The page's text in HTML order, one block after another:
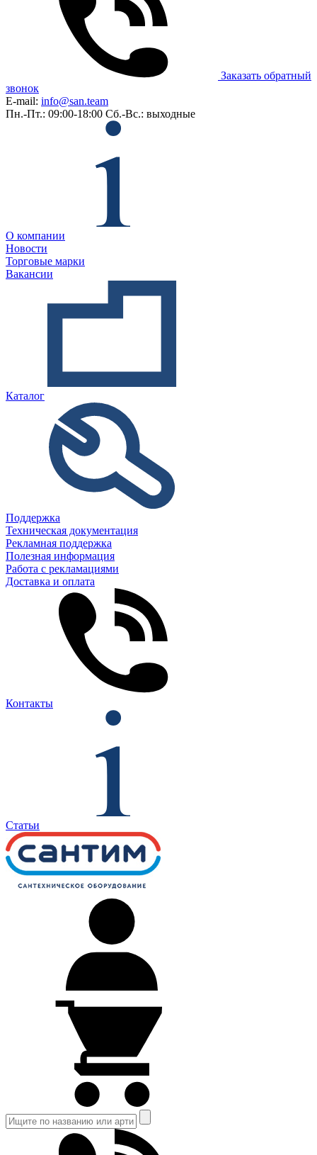
Заказать обратный
звонок
E-mail: info@san.team
Пн.-Пт.: 09:00-18:00 Сб.-Вс.: выходные
О компании
Новости
Торговые марки
Вакансии
Каталог
Поддержка
Техническая документация
Рекламная поддержка
Полезная информация
Работа с рекламациями
Доставка и оплата
Контакты
Статьи